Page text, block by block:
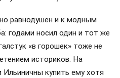
равнодушен и к модным
годами носил один и тот же
«в горошек» тоже не
историков. На
купить ему хотя